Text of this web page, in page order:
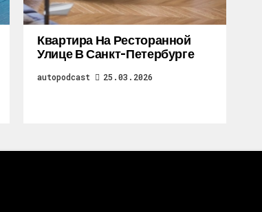
Квартира На Ресторанной
Улице В Санкт-Петербурге
autopodcast 25.03.2026